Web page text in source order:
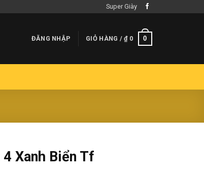
Super Giày
ĐĂNG NHẬP GIỎ HÀNG /₫0 0
Xanh Biển Tf